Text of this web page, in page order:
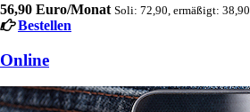
56,90 Euro/Monat Soli: 72,90, ermäßigt: 38,90
Bestellen
Online